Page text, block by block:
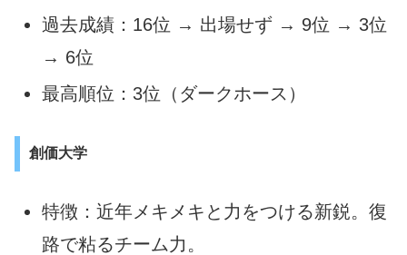
過去成績：16位 → 出場せず → 9位 → 3位
→ 6位
最高順位：3位（ダークホース）
創価大学
特徴：近年メキメキと力をつける新鋭。復
路で粘るチーム力。